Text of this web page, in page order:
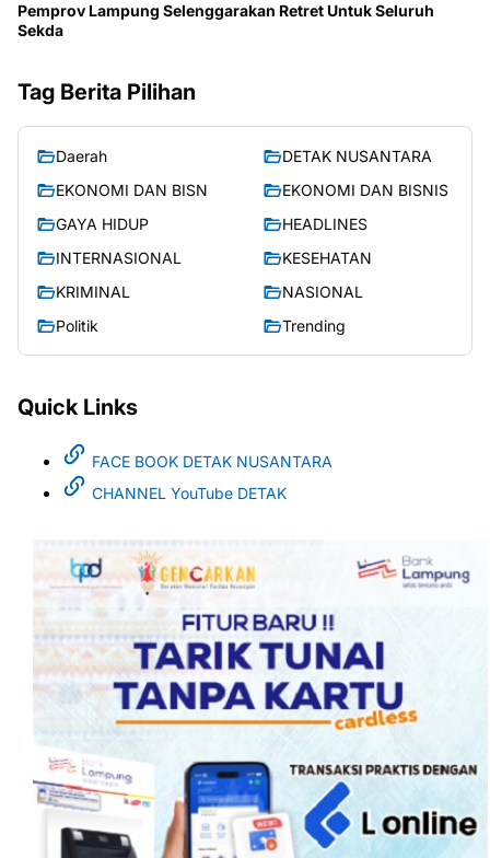
Pemprov Lampung Selenggarakan Retret Untuk Seluruh
Sekda
Tag Berita Pilihan
Daerah
DETAK NUSANTARA
EKONOMI DAN BISN
EKONOMI DAN BISNIS
GAYA HIDUP
HEADLINES
INTERNASIONAL
KESEHATAN
KRIMINAL
NASIONAL
Politik
Trending
Quick Links
FACE BOOK DETAK NUSANTARA
CHANNEL YouTube DETAK